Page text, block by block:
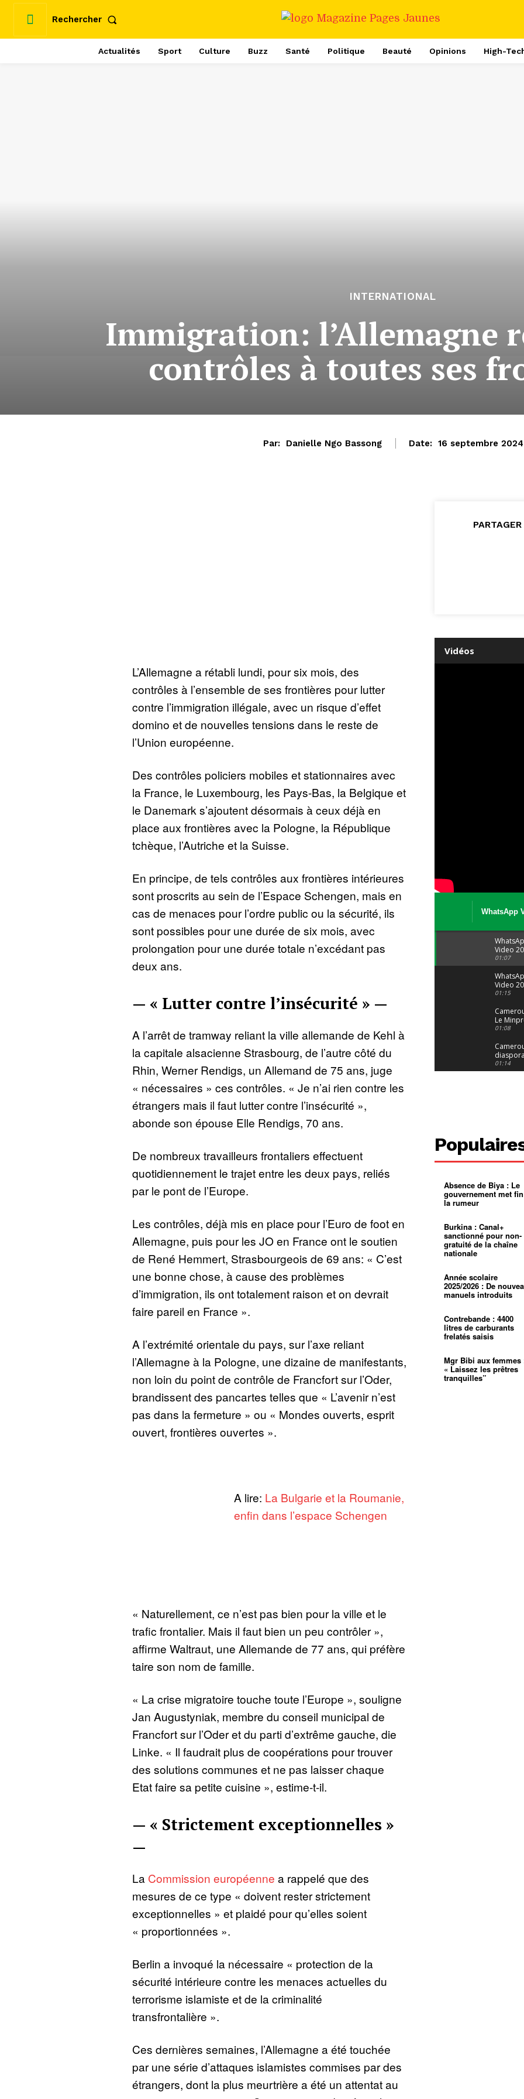
Rechercher
Actualités Sport Culture Buzz Santé Politique Beauté Opinions High-
INTERNATIONAL
Immigration: l’Allemagne
contrôles à toutes ses
Par: Danielle Ngo Bassong Date: 16 septembre 2024
L’Allemagne a rétabli lundi, pour six mois, des
contrôles à l’ensemble de ses frontières pour lutter
contre l’immigration illégale, avec un risque d’effet
domino et de nouvelles tensions dans le reste de
l’Union européenne.
Des contrôles policiers mobiles et stationnaires avec
la France, le Luxembourg, les Pays-Bas, la Belgique et
le Danemark s’ajoutent désormais à ceux déjà en
place aux frontières avec la Pologne, la République
tchèque, l’Autriche et la Suisse.
En principe, de tels contrôles aux frontières intérieures
sont proscrits au sein de l’Espace Schengen, mais en
cas de menaces pour l’ordre public ou la sécurité, ils
sont possibles pour une durée de six mois, avec
prolongation pour une durée totale n’excédant pas
deux ans.
— « Lutter contre l’insécurité » —
A l’arrêt de tramway reliant la ville allemande de Kehl à
la capitale alsacienne Strasbourg, de l’autre côté du
Rhin, Werner Rendigs, un Allemand de 75 ans, juge
« nécessaires » ces contrôles. « Je n’ai rien contre les
étrangers mais il faut lutter contre l’insécurité »,
abonde son épouse Elle Rendigs, 70 ans.
De nombreux travailleurs frontaliers effectuent
quotidiennement le trajet entre les deux pays, reliés
par le pont de l’Europe.
Les contrôles, déjà mis en place pour l’Euro de foot en
Allemagne, puis pour les JO en France ont le soutien
de René Hemmert, Strasbourgeois de 69 ans: « C’est
une bonne chose, à cause des problèmes
d’immigration, ils ont totalement raison et on devrait
faire pareil en France ».
A l’extrémité orientale du pays, sur l’axe reliant
l’Allemagne à la Pologne, une dizaine de manifestants,
non loin du point de contrôle de Francfort sur l’Oder,
brandissent des pancartes telles que « L’avenir n’est
pas dans la fermeture » ou « Mondes ouverts, esprit
ouvert, frontières ouvertes ».
A lire: La Bulgarie et la Roumanie,
enfin dans l’espace Schengen
« Naturellement, ce n’est pas bien pour la ville et le
trafic frontalier. Mais il faut bien un peu contrôler »,
affirme Waltraut, une Allemande de 77 ans, qui préfère
taire son nom de famille.
« La crise migratoire touche toute l’Europe », souligne
Jan Augustyniak, membre du conseil municipal de
Francfort sur l’Oder et du parti d’extrême gauche, die
Linke. « Il faudrait plus de coopérations pour trouver
des solutions communes et ne pas laisser chaque
Etat faire sa petite cuisine », estime-t-il.
— « Strictement exceptionnelles »
—
La Commission européenne a rappelé que des
mesures de ce type « doivent rester strictement
exceptionnelles » et plaidé pour qu’elles soient
« proportionnées ».
Berlin a invoqué la nécessaire « protection de la
sécurité intérieure contre les menaces actuelles du
terrorisme islamiste et de la criminalité
transfrontalière ».
Ces dernières semaines, l’Allemagne a été touchée
par une série d’attaques islamistes commises par des
étrangers, dont la plus meurtrière a été un attentat au
PARTAGER
Vidéos
WhatsApp
Video
04 at 15
01:07
Video
29 at 12
01:15
Le
alerte
jeunes
01:08
diaspora
suivra-t-
l’appel
01:14
400 000
pasteur
L’État
d’or
Croyance
spirituel
mentale
Pénurie
à
mettra-t-
01:12
Mouelle :
dernier
voyage
Absence de Biya : Le
gouvernement met
la rumeur
Burkina : Canal+
sanctionné pour non-
gratuité de la chaîne
nationale
Année scolaire
2025/2026 : De
manuels introduits
Contrebande : 4400
litres de carburants
frelatés saisis
Mgr Bibi aux femmes
« Laissez les prêtres
tranquilles”